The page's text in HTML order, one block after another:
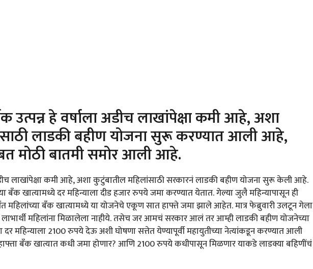
उत्पन्न हे वर्षाला अडीच लाखांपेक्षा कमी आहे, अशा
लाडकी बहीण योजना सुरू करण्यात आली आहे,
मोठी बातमी समोर आली आहे.
लाखांपेक्षा कमी आहे, अशा कुटुंबातील महिलांसाठी सरकारनं लाडकी बहीण योजना सुरू केली आहे.
बँक खात्यामध्ये दर महिन्याला दीड हजार रुपये जमा करण्यात येतात. गेल्या जुलै महिन्यापासून ही
बँक खात्यामध्ये या योजनेचे एकूण सात हाफ्ते जमा झाले आहेत. मात्र फेब्रुवारी उलटून गेला
लाभार्थी महिलांना मिळालेला नाहीये. तसेच जर आमचं सरकार आलं तर आम्ही लाडकी बहीण योजनेच्या
महिन्याला 2100 रुपये देऊ अशी घोषणा सत्तेत येण्यापूर्वी महायुतीच्या नेत्यांकडून करण्यात आली
हाफ्ता बँक खात्यात कधी जमा होणार? आणि 2100 रुपये कधीपासून मिळणार याकडे लाडक्या बहिणींचं